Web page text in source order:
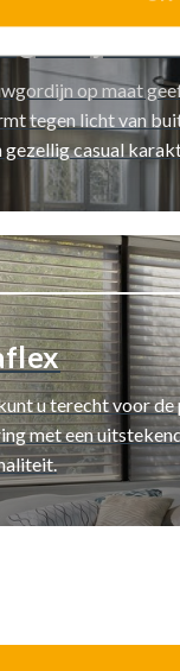
op maat
tegen licht van
gezellig casual
u terecht voor
met een